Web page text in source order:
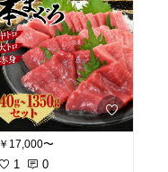
￥17,000〜
1 0